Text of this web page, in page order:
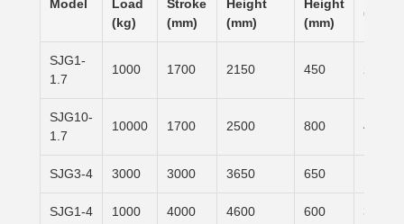
Model
Load
(kg)
Stroke
(mm)
Height
(mm)
Height
(mm)
(mm)
SJG1-
1.7
1000 1700 2150 450
SJG10-
1.7
10000 1700 2500 800
SJG3-4 3000 3000 3650 650
SJG1-4 1000 4000 4600 600